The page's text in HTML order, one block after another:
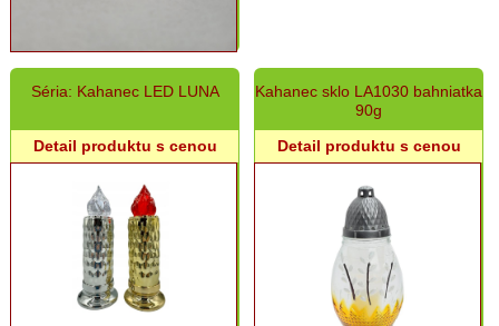
Séria: Kahanec LED LUNA
Detail produktu s cenou
Kahanec sklo LA1030 bahniatka
90g
Detail produktu s cenou